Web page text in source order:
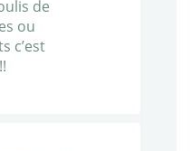
de
ou
c’est